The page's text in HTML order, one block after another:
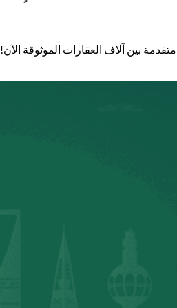
بين آلاف العقارات الموثوقة الآن!